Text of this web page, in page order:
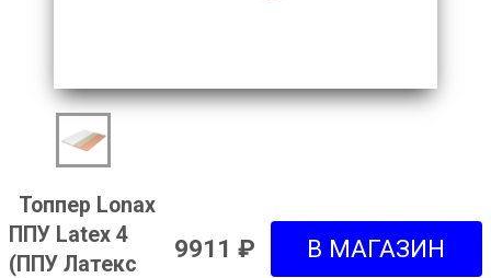
Топпер Lonax
ППУ Latex 4
(ППУ Латекс
9911 ₽